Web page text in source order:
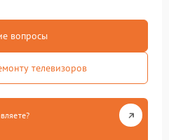
вопросы
телевизоров